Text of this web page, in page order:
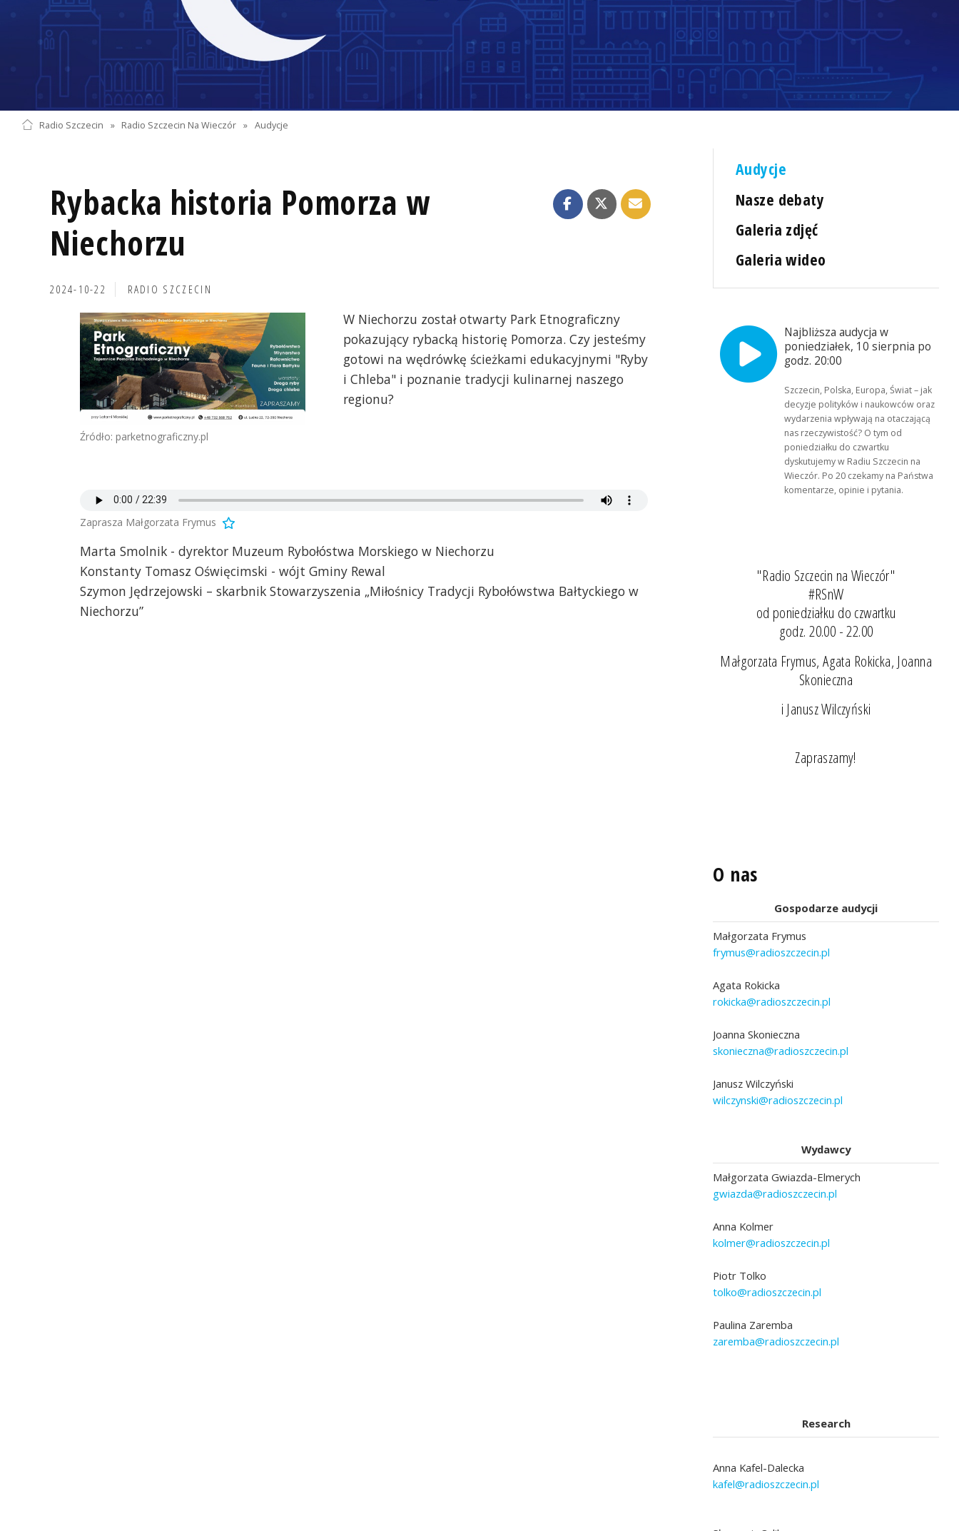
Radio Szczecin » Radio Szczecin Na Wieczór » Audycje
Rybacka historia Pomorza w
Niechorzu
2024-10-22 RADIO SZCZECIN
Źródło: parketnograficzny.pl
W Niechorzu został otwarty Park Etnograficzny
pokazujący rybacką historię Pomorza. Czy jesteśmy
gotowi na wędrówkę ścieżkami edukacyjnymi "Ryby
i Chleba" i poznanie tradycji kulinarnej naszego
regionu?
Zaprasza Małgorzata Frymus
Marta Smolnik - dyrektor Muzeum Rybołóstwa Morskiego w Niechorzu
Konstanty Tomasz Oświęcimski - wójt Gminy Rewal
Szymon Jędrzejowski – skarbnik Stowarzyszenia „Miłośnicy Tradycji Rybołówstwa Bałtyckiego w
Niechorzu”
Audycje
Nasze debaty
Galeria zdjęć
Galeria wideo
Najbliższa audycja w
poniedziałek, 10 sierpnia po
godz. 20:00
Szczecin, Polska, Europa, Świat – jak
decyzje polityków i naukowców oraz
wydarzenia wpływają na otaczającą
nas rzeczywistość? O tym od
poniedziałku do czwartku
dyskutujemy w Radiu Szczecin na
Wieczór. Po 20 czekamy na Państwa
komentarze, opinie i pytania.
"Radio Szczecin na Wieczór"
#RSnW
od poniedziałku do czwartku
godz. 20.00 - 22.00
Małgorzata Frymus, Agata Rokicka, Joanna
Skonieczna
i Janusz Wilczyński
Zapraszamy!
O nas
Gospodarze audycji
Małgorzata Frymus
frymus@radioszczecin.pl
Agata Rokicka
rokicka@radioszczecin.pl
Joanna Skonieczna
skonieczna@radioszczecin.pl
Janusz Wilczyński
wilczynski@radioszczecin.pl
Wydawcy
Małgorzata Gwiazda-Elmerych
gwiazda@radioszczecin.pl
Anna Kolmer
kolmer@radioszczecin.pl
Piotr Tolko
tolko@radioszczecin.pl
Paulina Zaremba
zaremba@radioszczecin.pl
Research
Anna Kafel-Dalecka
kafel@radioszczecin.pl